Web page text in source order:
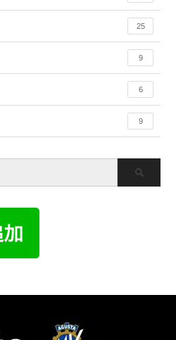
25
9
6
9